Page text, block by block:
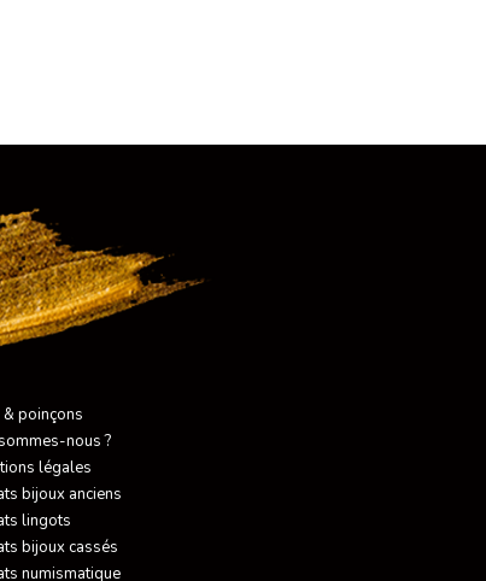
& poinçons
nous ?
légales
bijoux anciens
lingots
bijoux cassés
numismatique